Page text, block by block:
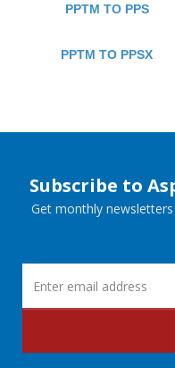
PPTM TO PPS
PPTM TO PPSX
Subscribe to
Get monthly